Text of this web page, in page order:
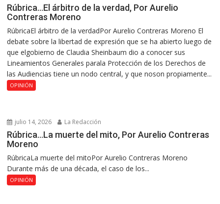
Rúbrica…El árbitro de la verdad, Por Aurelio
Contreras Moreno
RúbricaEl árbitro de la verdadPor Aurelio Contreras Moreno El
debate sobre la libertad de expresión que se ha abierto luego de
que elgobierno de Claudia Sheinbaum dio a conocer sus
Lineamientos Generales parala Protección de los Derechos de
las Audiencias tiene un nodo central, y que noson propiamente...
OPINIÓN
julio 14, 2026 La Redacción
Rúbrica…La muerte del mito, Por Aurelio Contreras
Moreno
RúbricaLa muerte del mitoPor Aurelio Contreras Moreno
Durante más de una década, el caso de los...
OPINIÓN